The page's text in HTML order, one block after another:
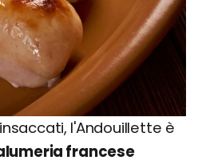
l'Andouillette è
francese